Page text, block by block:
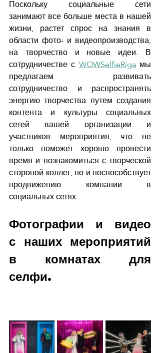
Поскольку социальные сети
занимают все больше места в нашей
жизни, растет спрос на знания в
области фото- и видеопроизводства,
на творчество и новые идеи. В
сотрудничестве с WOWSelfieRiga мы
предлагаем развивать
сотрудничество и распространять
энергию творчества путем создания
контента и культуры социальных
сетей вашей организации и
участников мероприятия, что не
только поможет хорошо провести
время и познакомиться с творческой
стороной коллег, но и поспособствует
продвижению компании в
социальных сетях.
Фотографии и видео
с наших мероприятий
в комнатах для
селфи.